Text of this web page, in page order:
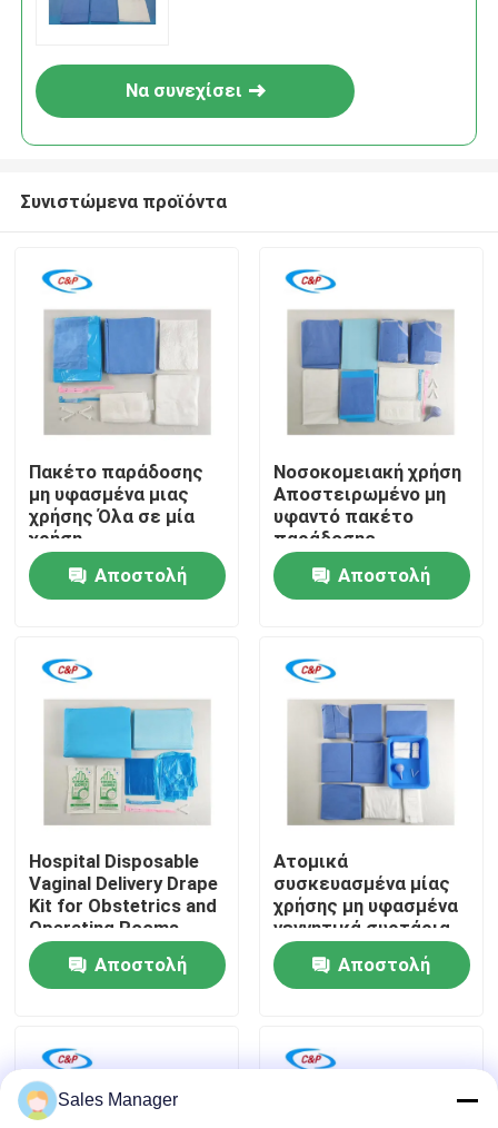
Σπίτι
Προϊόντα
Σχετικά με εμάς
Έλεγχος ποιότητας
Επικοινωνήστε μαζί μας
Ειδήσεις
Υποθέσεις
Να συνεχίσει
Συνιστώμενα προϊόντα
Πακέτο παράδοσης
μη υφασμένα μιας
χρήσης Όλα σε μία
χρήση
Αποστειρωμένο
μαιευτικό
χειρουργικό κιτ μιας
Αποστολή
Νοσοκομειακή χρήση
Αποστειρωμένο μη
υφαντό πακέτο
παράδοσης
μητρότητας Κιτ
μαιευτικής
επέμβασης
Αποστολή
Hospital Disposable
Vaginal Delivery Drape
Kit for Obstetrics and
Operating Rooms
Αποστολή
Ατομικά
συσκευασμένα μίας
χρήσης μη υφασμένα
γεννητικά συρτάρια
για αποστειρωμένο
φράγμαΑποστολή
Sales Manager